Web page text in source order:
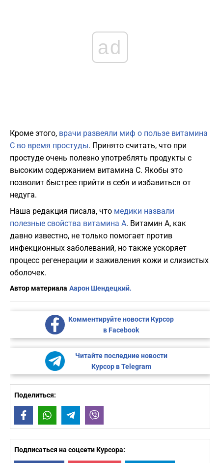
ad
Кроме этого, врачи развеяли миф о пользе витамина
С во время простуды. Принято считать, что при
простуде очень полезно употреблять продукты с
высоким содержанием витамина С. Якобы это
позволит быстрее прийти в себя и избавиться от
недуга.
Наша редакция писала, что медики назвали
полезные свойства витамина А. Витамин А, как
давно известно, не только помогает против
инфекционных заболеваний, но также ускоряет
процесс регенерации и заживления кожи и слизистых
оболочек.
Автор материала Аарон Шендецкий.
Комментируйте новости Курсор
в Facebook
Читайте последние новости
Курсор в Telegram
Поделиться:
FacebookWhatsAppTelegram
Подписаться на соцсети Курсора: